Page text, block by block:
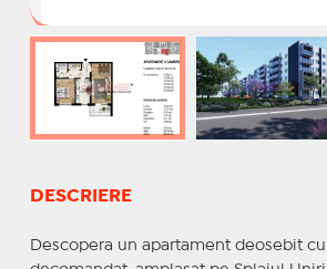
DESCRIERE
Descopera un apartament deosebit